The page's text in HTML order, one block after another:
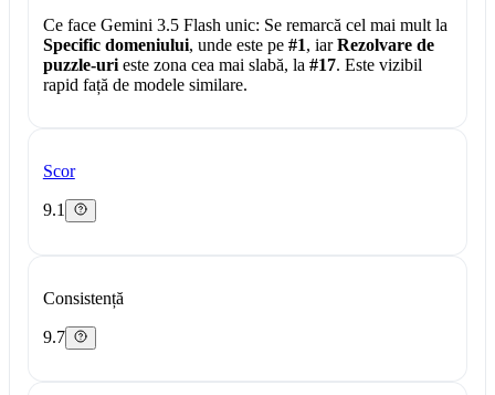
Ce face Gemini 3.5 Flash unic: Se remarcă cel mai mult la
Specific domeniului, unde este pe #1, iarRezolvare de
puzzle-urieste zona cea mai slabă, la #17. Este vizibil
rapid față de modele similare.
Scor
9.1
Consistență
9.7